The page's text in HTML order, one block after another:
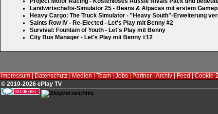
Landwirtschafts-Simulator 25 - Beans & Alpacas mit erstem
Heavy Cargo: The Truck Simulator - "Heavy South"-Erweiterung
Saints Row IV - Re-Elected - Let's Play mit Benny #2
Survival: Fountain of Youth - Let's Play mit Benny
City Bus Manager - Let's Play mit Benny #12
Impressum|Datenschutz|Medien|Team|Jobs|Partner|Archiv|Feed|Cookie-
© 2010-2026 ePlay TV